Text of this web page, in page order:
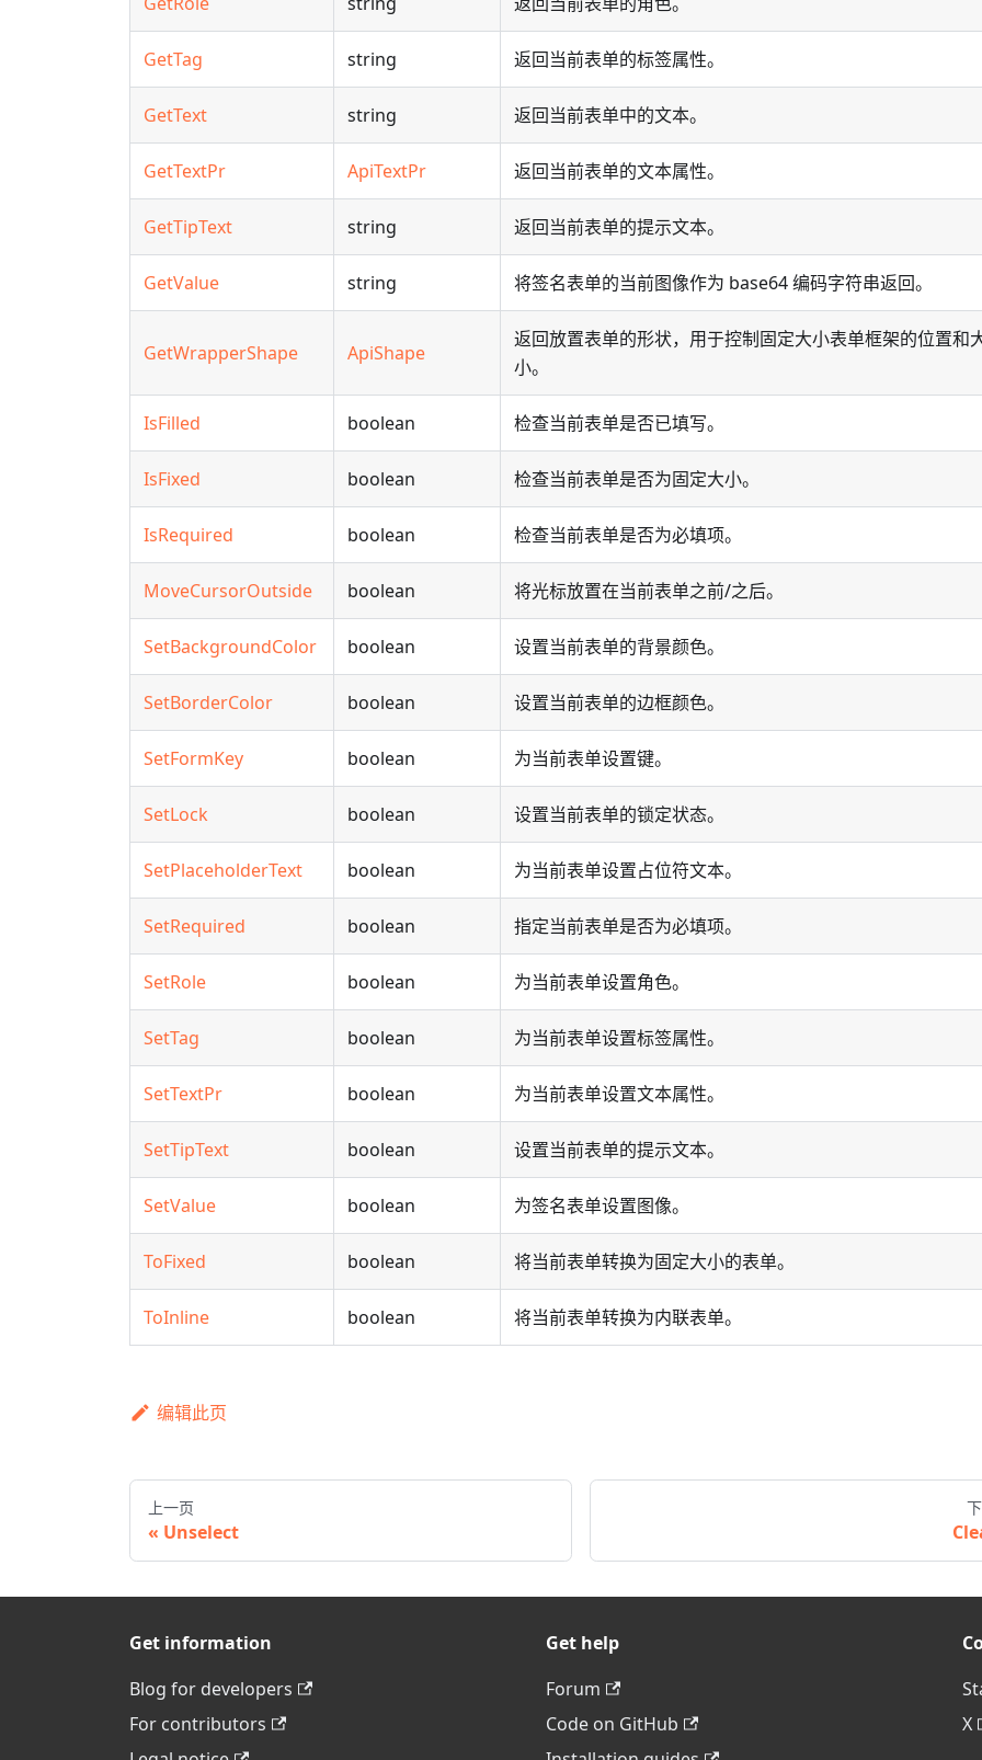
GetTag string 返回当前表单的标签属性。
GetText string 返回当前表单中的文本。
GetTextPr ApiTextPr 返回当前表单的文本属性。
GetTipText string 返回当前表单的提示文本。
GetValue string 将签名表单的当前图像作为 base64 编码字符串返回。
GetWrapperShape ApiShape
返回放置表单的形状，用于控制固定大小表单框架的位置和
小。
IsFilled boolean 检查当前表单是否已填写。
IsFixed boolean 检查当前表单是否为固定大小。
IsRequired boolean 检查当前表单是否为必填项。
MoveCursorOutside boolean 将光标放置在当前表单之前/之后。
SetBackgroundColor boolean 设置当前表单的背景颜色。
SetBorderColor boolean 设置当前表单的边框颜色。
SetFormKey boolean 为当前表单设置键。
SetLock boolean 设置当前表单的锁定状态。
SetPlaceholderText boolean 为当前表单设置占位符文本。
SetRequired boolean 指定当前表单是否为必填项。
SetRole boolean 为当前表单设置角色。
SetTag boolean 为当前表单设置标签属性。
SetTextPr boolean 为当前表单设置文本属性。
SetTipText boolean 设置当前表单的提示文本。
SetValue boolean 为签名表单设置图像。
ToFixed boolean 将当前表单转换为固定大小的表单。
ToInline boolean 将当前表单转换为内联表单。
编辑此页
上一页
Unselect
Get information
Blog for developers
For contributors
Get help
Forum
Code on GitHub
X